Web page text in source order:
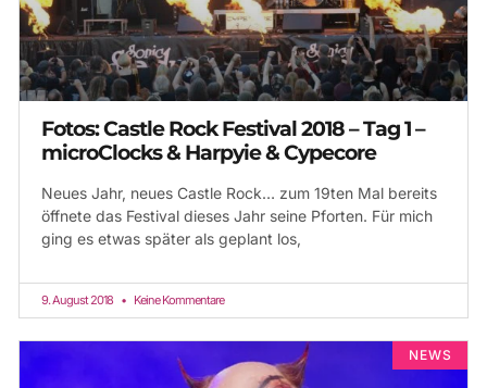
Fotos: Castle Rock Festival 2018 – Tag 1 –
microClocks & Harpyie & Cypecore
Neues Jahr, neues Castle Rock… zum 19ten Mal bereits
öffnete das Festival dieses Jahr seine Pforten. Für mich
ging es etwas später als geplant los,
9. August 2018 Keine Kommentare
NEWS